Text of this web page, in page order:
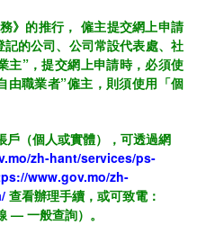
》的推行， 僱主提交網上申請
的公司、公司常設代表處、社
主”，提交網上申請時，必須使
由職業者”僱主，則須使用「個
戶（個人或實體），可透過網
zh-hant/services/ps-
www.gov.mo/zh-
查看辦理手續，或可致電：
— 一般查詢）。